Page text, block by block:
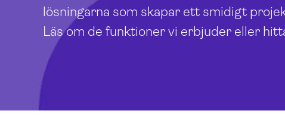
lösningarna som skapar ett smidigt
Läs om de funktioner vi erbjuder eller